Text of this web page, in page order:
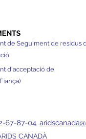
de Seguiment de residus
d'acceptació de
67-87-04,
CANADÀ